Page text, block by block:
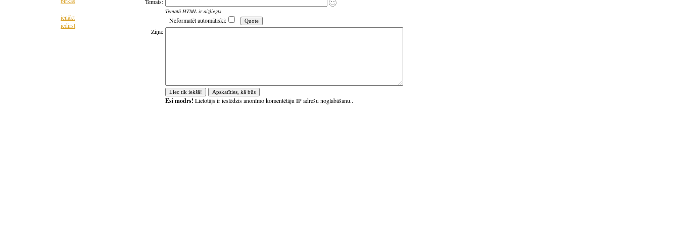
ienākt
iedirst
Tematā HTML ir aizliegts
Neformatēt automātiski:
Ziņa:
Esi modrs! Lietotājs ir ieslēdzis anonīmo komentētāju IP adrešu noglabāšanu..